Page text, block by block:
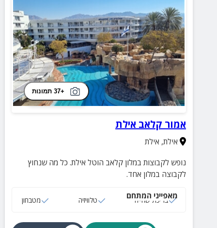
+37 תמונות
אמור קלאב אילת
אילת, אילת
נופש לקבוצות במלון קלאב הוטל אילת. כל מה שנחוץ
לקבוצה במלון אחד.
מאפייני המתחם
בריכת שחייה טלוויזיה מטבחון